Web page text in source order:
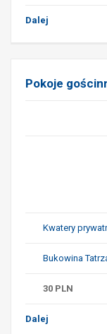
Dalej
Pokoje
Kwatery
Bukowina
30 PLN
Dalej